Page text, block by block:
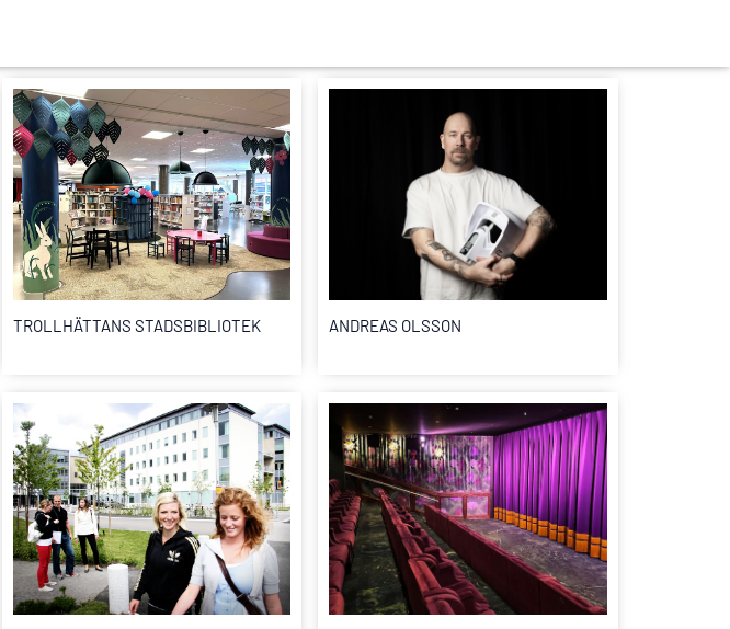
TROLLHÄTTANS STADSBIBLIOTEK ANDREAS OLSSON